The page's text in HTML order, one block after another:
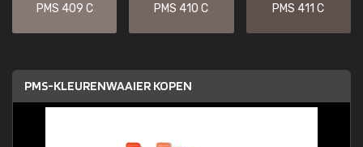
PMS 409 C PMS 410 C PMS 411 C
PMS-KLEURENWAAIER KOPEN